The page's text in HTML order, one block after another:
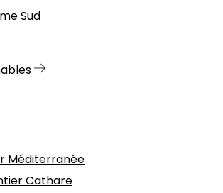
Méditerranée
Cathare